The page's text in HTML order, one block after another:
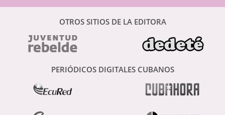
OTROS SITIOS DE LA EDITORA
PERIÓDICOS DIGITALES CUBANOS